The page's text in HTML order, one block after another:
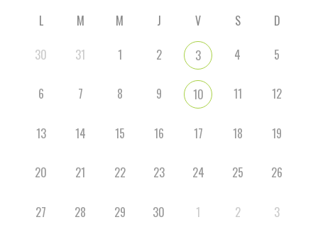
L M M J V S
D
30
31 1 2 3 4 5
6 7 8 9 10 11 12
13 14 15 16 17 18 19
20 21 22 23 24 25 26
27 28 29 30 1 2 3